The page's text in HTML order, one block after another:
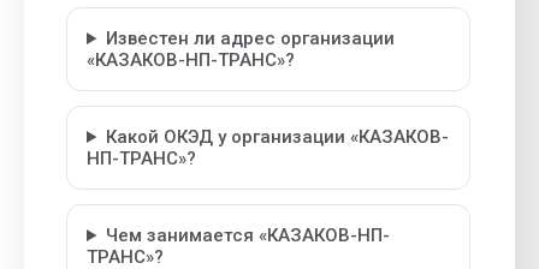
Известен ли адрес организации
«КАЗАКОВ-НП-ТРАНС»?
Какой ОКЭД у организации «КАЗАКОВ-
НП-ТРАНС»?
Чем занимается «КАЗАКОВ-НП-
ТРАНС»?